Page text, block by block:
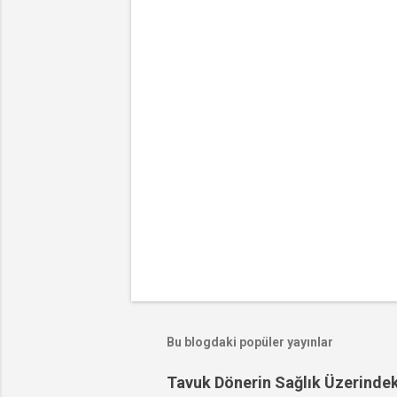
Bu blogdaki popüler yayınlar
Tavuk Dönerin Sağlık